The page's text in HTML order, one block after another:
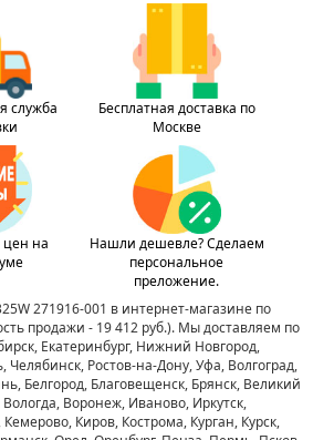
служба
Бесплатная доставка по
Москве
на
Нашли дешевле? Сделаем
персональное
преложение.
271916-001 в интернет-магазине по
продажи - 19 412 руб.). Мы доставляем по
Екатеринбург, Нижний Новгород,
Челябинск, Ростов-на-Дону, Уфа, Волгоград,
Белгород, Благовещенск, Брянск, Великий
Воронеж, Иваново, Иркутск,
Киров, Кострома, Курган, Курск,